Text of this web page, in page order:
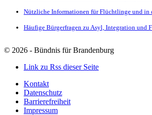
Nützliche Informationen für Flüchtlinge und
Häufige Bürgerfragen zu Asyl, Integration und
© 2026 - Bündnis für Brandenburg
Link zu Rss dieser Seite
Kontakt
Datenschutz
Barrierefreiheit
Impressum